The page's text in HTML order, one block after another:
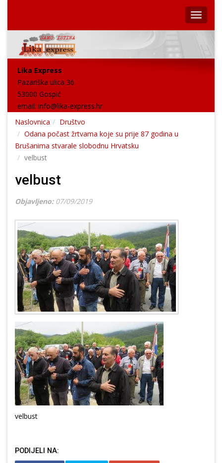
Lika Express
Pazariška ulica 36
53000 Gospić
email: info@lika-express.hr
Naslovnica
Društvo
Odana počast žrtvama koje su prije 87 godina u
Brušanima stvarale slobodnu Hrvatsku
velbust
velbust
Objavljeno: 07/09/2019
velbust
PODIJELI NA: